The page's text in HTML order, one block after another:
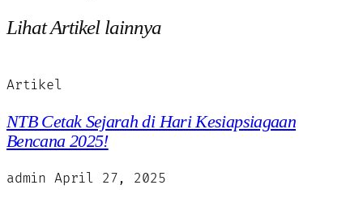
Lihat Artikel lainnya
Artikel
NTB Cetak Sejarah di Hari Kesiapsiagaan
Bencana 2025!
admin April 27, 2025